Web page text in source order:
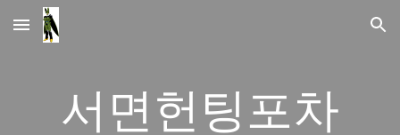
Skip to main content Skip to navigation
서면헌팅포차